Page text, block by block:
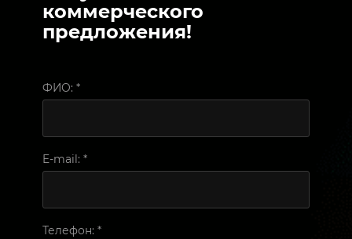
коммерческого
предложения!
ФИО: *
E-mail: *
Телефон: *